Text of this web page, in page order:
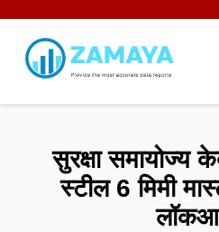
सुरक्षा
स्टील 6 मिमी